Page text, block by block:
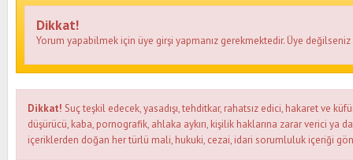
Dikkat!
Yorum yapabilmek için üye girşi yapmanız gerekmektedir. Üye
Dikkat! Suç teşkil edecek, yasadışı, tehditkar, rahatsız edici, hakaret ve
düşürücü, kaba, pornografik, ahlaka aykırı, kişilik haklarına zarar verici ya
içeriklerden doğan her türlü mali, hukuki, cezai, idari sorumluluk içeriği